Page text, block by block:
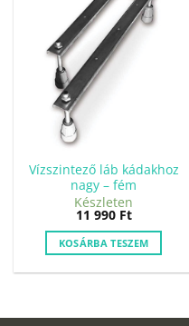
Vízszintező láb kádakhoz
nagy – fém
Készleten
11 990 Ft
KOSÁRBA TESZEM